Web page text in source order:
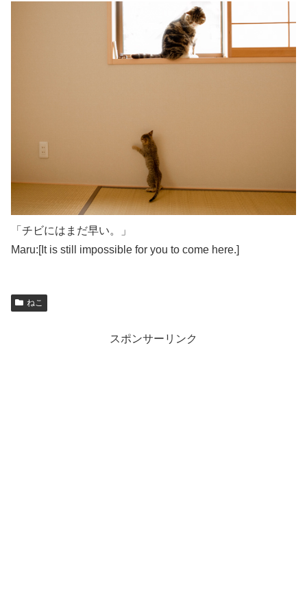
「チビにはまだ早い。」
Maru:[It is still impossible for you to come here.]
ねこ
スポンサーリンク